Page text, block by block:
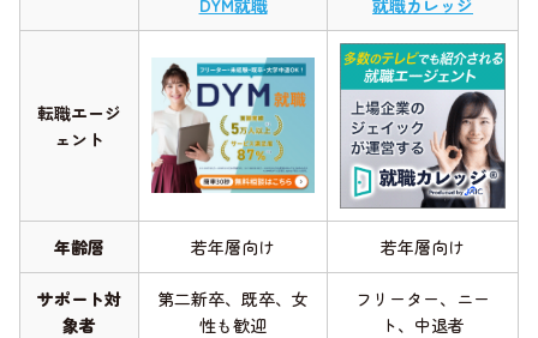
転職エージ
ェント
年齢層 若年層向け 若年層向け
サポート対
象者
第二新卒、既卒、女
性も歓迎
フリーター、ニー
ト、中退者